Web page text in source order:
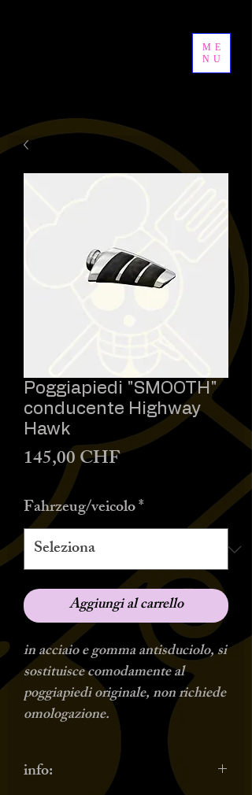
ME
NU
Poggiapiedi "SMOOTH"
conducente Highway
Hawk
145,00 CHFPrezzo
Fahrzeug/veicolo*
Aggiungi al carrello
in acciaio e gomma antisduciolo, si
sostituisce comodamente al
poggiapiedi originale, non richiede
omologazione.
info: